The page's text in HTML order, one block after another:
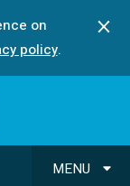
on
policy.
MENU